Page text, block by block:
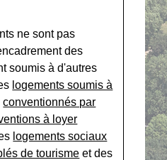
ne sont pas
des
soumis à d'autres
logements soumis à
conventionnés par
à loyer
logements sociaux
de tourisme et des